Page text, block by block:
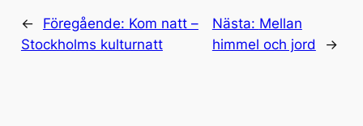
← Föregående: Kom natt –
Stockholms kulturnatt
Nästa: Mellan
himmel och jord
→